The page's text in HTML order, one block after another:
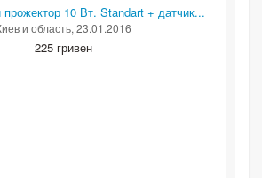
10 Вт. Standart + датчик...
и область, 23.01.2016
225 гривен